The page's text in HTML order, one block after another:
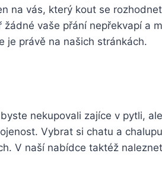
na vás, který kout se
vaše přání nepřekvapí a
je právě na našich stránkách.
nekupovali zajíce v pytli,
Vybrat si chatu a
V naší nabídce taktéž